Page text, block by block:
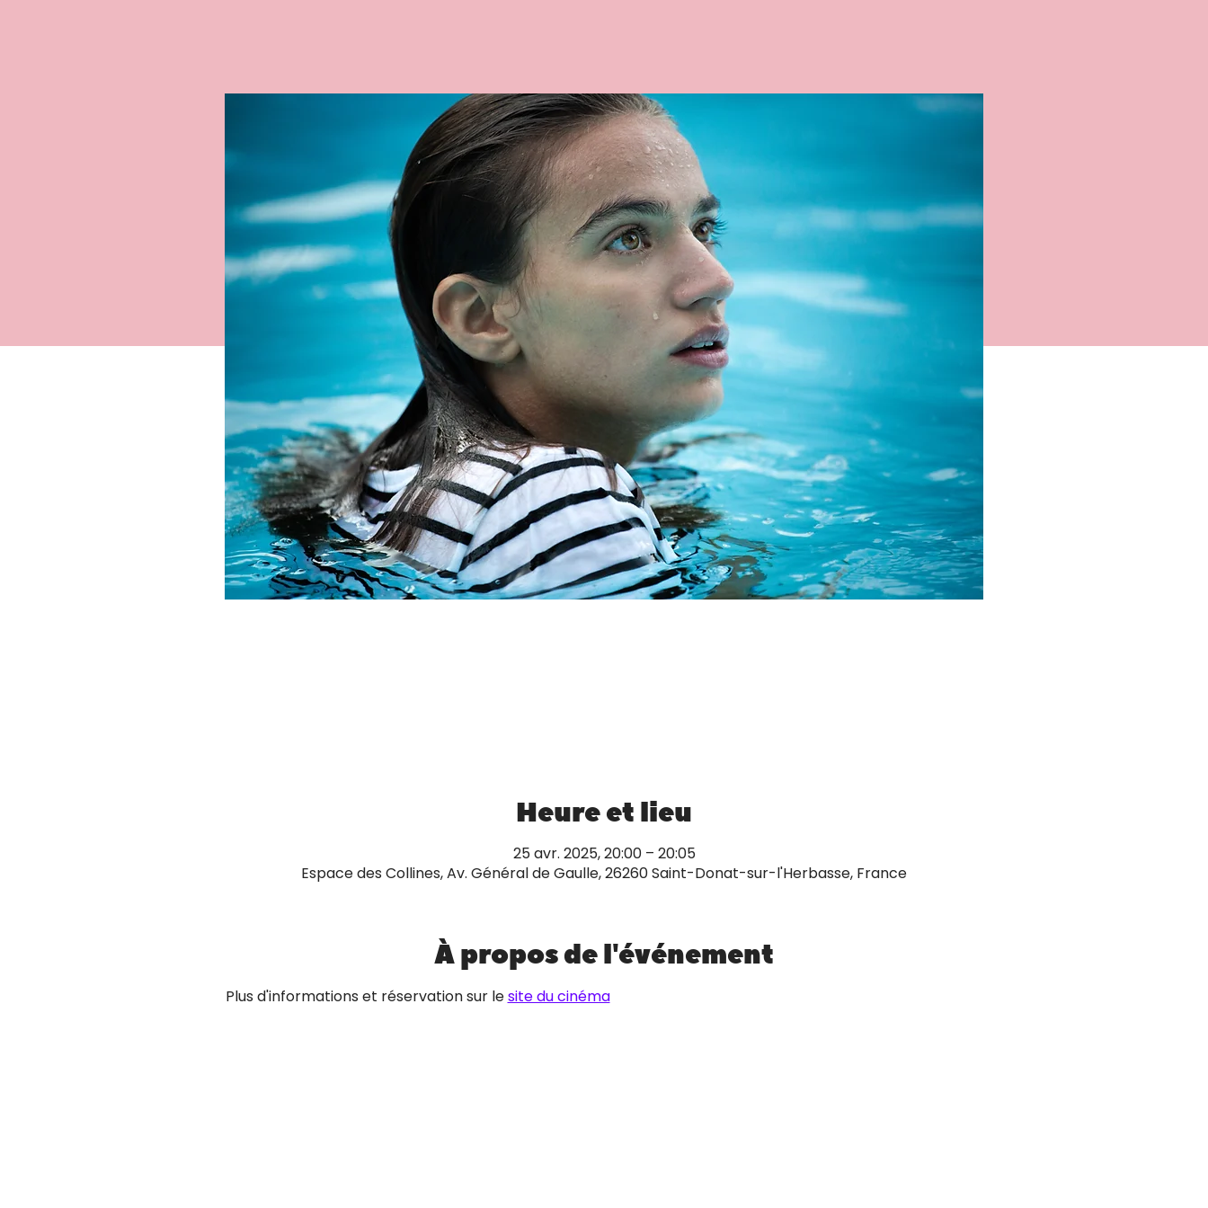
Heure et lieu
25 avr. 2025, 20:00 – 20:05
Espace des Collines, Av. Général de Gaulle, 26260 Saint-Donat-sur-l'Herbasse, France
À propos de l'événement
Plus d'informations et réservation sur le site du cinéma